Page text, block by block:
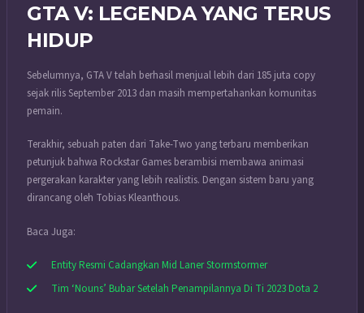
GTA V: LEGENDA YANG TERUS
HIDUP
Sebelumnya, GTA V telah berhasil menjual lebih dari 185 juta copy
sejak rilis September 2013 dan masih mempertahankan komunitas
pemain.
Terakhir, sebuah paten dari Take-Two yang terbaru memberikan
petunjuk bahwa Rockstar Games berambisi membawa animasi
pergerakan karakter yang lebih realistis. Dengan sistem baru yang
dirancang oleh Tobias Kleanthous.
Baca Juga:
Entity Resmi Cadangkan Mid Laner Stormstormer
Tim ‘Nouns’ Bubar Setelah Penampilannya Di Ti 2023 Dota 2